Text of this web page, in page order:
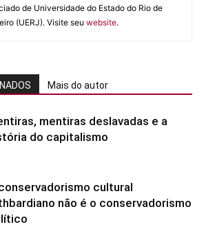
de Universidade do Estado do Rio de
(UERJ). Visite seu website.
Mais do autor
mentiras deslavadas e a
do capitalismo
cultural
não é o conservadorismo